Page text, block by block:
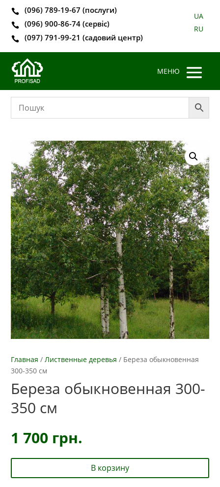
 (096) 789-19-67 (послуги)
 (096) 900-86-74 (сервіс)
 (097) 791-99-21 (садовий центр)
UA
RU
Главная /Лиственные деревья / Береза обыкновенная
300-350 см
Береза обыкновенная 300-
350 см
1 700 грн.
В корзину